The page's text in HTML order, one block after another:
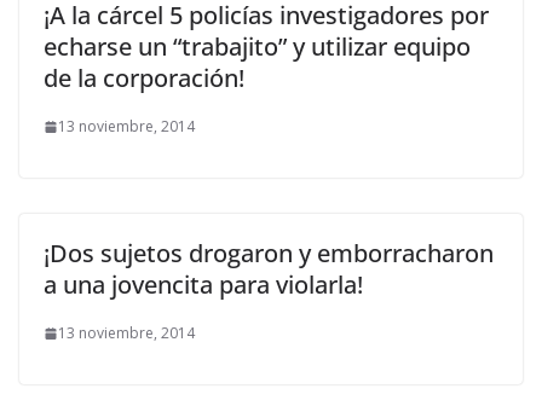
¡A la cárcel 5 policías investigadores por
echarse un “trabajito” y utilizar equipo
de la corporación!
13 noviembre, 2014
¡Dos sujetos drogaron y emborracharon
a una jovencita para violarla!
13 noviembre, 2014